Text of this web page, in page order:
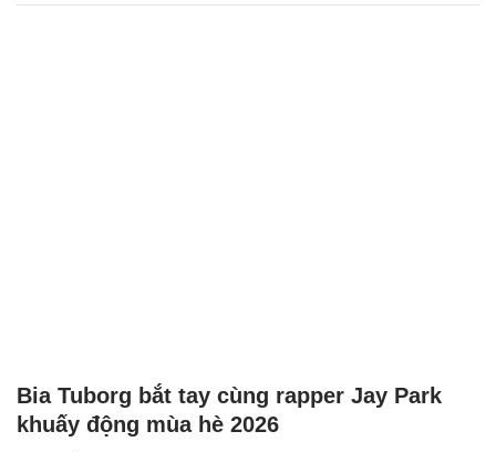
Bia Tuborg bắt tay cùng rapper Jay Park
khuấy động mùa hè 2026